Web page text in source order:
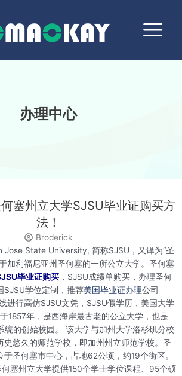
Menu
办理中心
塞州立大学SJSU毕业证购买方
法！
Broderick
Jose State University, 简称SJSU，又译为“圣
加利福尼亚州圣何塞的一所公立大学。圣何塞
毕业证购买 ，SJSU成绩单购买，办理圣何
SJSU学位定制，推荐美国毕业证办理公司
进行高仿SJSU文凭，SJSU假学历，美国大学
1857年，是西海岸最古老的公立大学，也是
统的创始校园。 该大学与加州大学洛杉矶分校
史悠久的师范学校，即加州州立师范学校。圣
圣何塞市中心，占地62公顷，约19个街区。
塞州立大学提供150个学士学位课程、95个硕